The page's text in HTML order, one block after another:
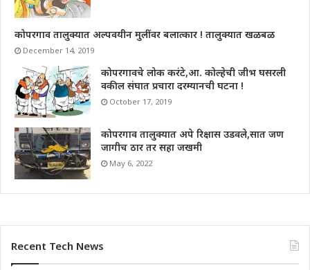
कोपरगाव तालुक्यात अल्पवयीन मुलींवर बलात्कार ! तालुक्यात खळबळ
December 14, 2019
कोपरगावचे लोक करंटे,आ. कोल्हेची जीभ घसरली
वकील संघात प्रचारा दरम्यानची घटना !
October 17, 2019
कोपरगाव तालुक्यात अपे रिक्षास उडवले,सात जण
जागीच ठार तर सहा जखमी
May 6, 2022
Recent Tech News